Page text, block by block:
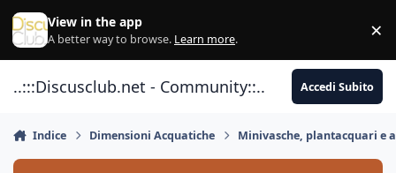
Vai al contenuto
View in the app
A better way to browse. Learn more. ×
..:::Discusclub.net - Community::.. Accedi Subito
Indice Dimensioni Acquatiche Minivasche, plantacquari e